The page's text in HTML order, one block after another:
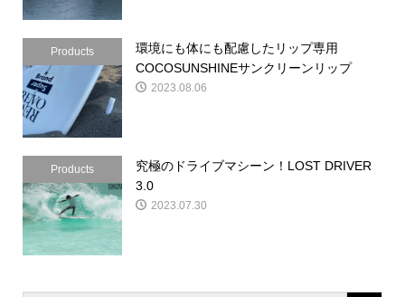
Products
環境にも体にも配慮したリップ専用
COCOSUNSHINEサンクリーンリップ
2023.08.06
Products
究極のドライブマシーン！LOST DRIVER
3.0
2023.07.30